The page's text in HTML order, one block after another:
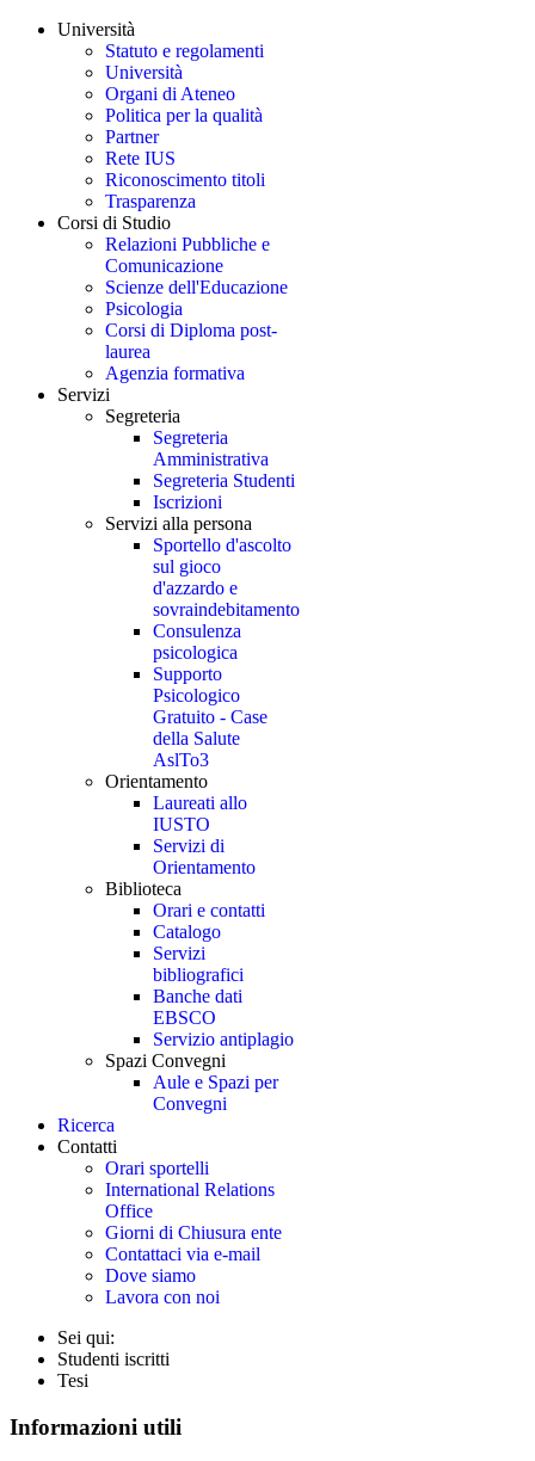
Università
Statuto e regolamenti
Università
Organi di Ateneo
Politica per la qualità
Partner
Rete IUS
Riconoscimento titoli
Trasparenza
Corsi di Studio
Relazioni Pubbliche e
Comunicazione
Scienze dell'Educazione
Psicologia
Corsi di Diploma post-
laurea
Agenzia formativa
Servizi
Segreteria
Segreteria
Amministrativa
Segreteria Studenti
Iscrizioni
Servizi alla persona
Sportello d'ascolto
sul gioco
d'azzardo e
sovraindebitamento
Consulenza
psicologica
Supporto
Psicologico
Gratuito - Case
della Salute
AslTo3
Orientamento
Laureati allo
IUSTO
Servizi di
Orientamento
Biblioteca
Orari e contatti
Catalogo
Servizi
bibliografici
Banche dati
EBSCO
Servizio antiplagio
Spazi Convegni
Aule e Spazi per
Convegni
Ricerca
Contatti
Orari sportelli
International Relations
Office
Giorni di Chiusura ente
Contattaci via e-mail
Dove siamo
Lavora con noi
Sei qui:
Studenti iscritti
Tesi
Informazioni utili